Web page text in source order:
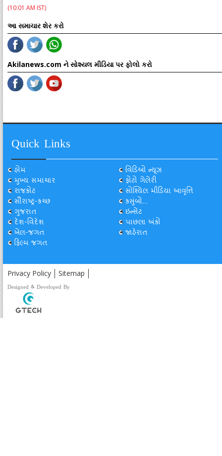
(10:01 AM IST)
આ સમાચાર શેર કરો
Akilanews.com ને સોશ્યલ મીડિયા પર ફોલો કરો
Quick Links
હોમ
મુખ્ય સમાચાર
રાજકોટ
સૌરાષ્ટ્ર-કચ્છ
ગુજરાત
દેશ-વિદેશ
ખેલ-જગત
ફિલ્મ જગત
વિડિઓ ન્યૂઝ
ફોટો ગેલેરી
સોશ્યિલ મીડિયા આવૃત્તિ
કસુંબો...
ઇન્સેટ
પાછલા અંકો
જાહેરાત
Privacy Policy Sitemap
Designed & Developed By